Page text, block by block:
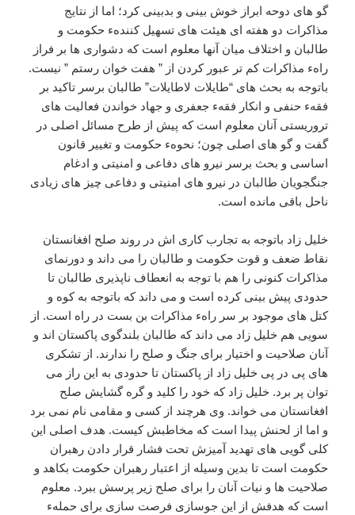
گو های دوحه ابراز خوش بینی و بدبینی کرد؛ اما از نتایج
مذاکرات دو هفته ای هیئت های تسهیل کنندهء حکومت و
طالبان و اختلاف میان آنها معلوم است که دشواری ها بر فراز
راهء مذاکرات کم تر عبور کردن از ” هفت خوان رستم ” نیست.
باتوجه به بحث های “طایلات لاطایلات” طالبان برسر تاکید بر
فقهء حنفی و انکار فقهء جعفری و جهاد خواندن فعالیت های
تروریستی آنان معلوم است که پیش از طرح مسائل اصلی در
گفت و گو های اصلی چون؛ نحوهء حکومت و تغییر قانون
اساسی و بحث برسر نیرو های دفاعی و امنیتی و ادغام
جنگجویان طالبان در نیرو های امنیتی و دفاعی چیز های زیادی
ناحل باقی مانده است.
خلیل زاد باتوجه به تجارب کاری اش در روند صلح افغانستان
نقاط ضعف و قوت حکومت و طالبان را می داند و دورنمای
مذاکرات کنونی را هم با توجه به انعطاف ناپذیری طالبان تا
حدودی پیش بینی کرده است و می داند که باتوجه به کوه و
کتل های موجود بر سر راهء مذاکرات بن بست در راه است. از
سویی هم خلیل زاد می داند که طالبان بلندگوی پاکستان اند و
آنان صلاحیت و اختیار برای جنگ و صلح را ندارند. از تشکری
های پی در پی خلیل زاد از پاکستان تا حدودی به این راز می
توان پر برد. خلیل زاد که خود را کلید و گره گشایش صلح
افغانستان می خواند. وی هرچند از کسی و مقامی نام نمی برد
و اما از لحنش پیدا است که مخاطبش کیست. هدف اصلی این
کلی گویی های تهدید آمیزش تحت فشار قرار دادن رهبران
حکومت است تا بدین وسیله از اعتبار رهبران حکومت بکاهد و
صلاحیت ها و نیات آنان را برای صلح زیر پرسش ببرد. معلوم
است که هدفش از این جوسازی فرصت سازی برای حملهء